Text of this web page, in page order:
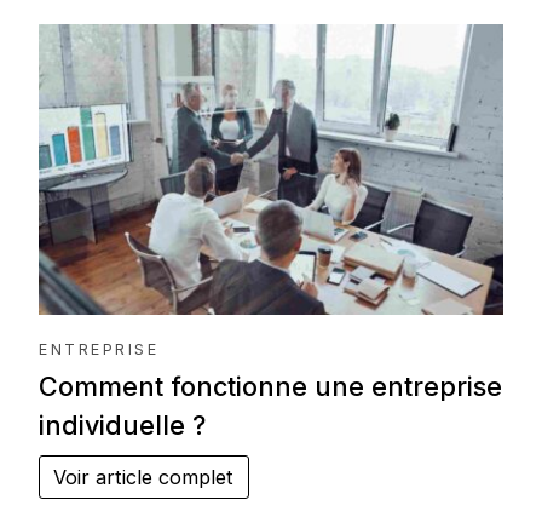
ENTREPRISE
Comment fonctionne une entreprise
individuelle ?
Voir article complet